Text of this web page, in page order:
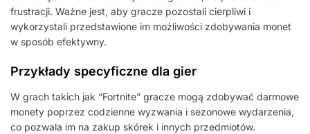
frustracji. Ważne jest, aby gracze pozostali cierpliwi i
wykorzystali przedstawione im możliwości zdobywania monet
w sposób efektywny.
Przykłady specyficzne dla gier
W grach takich jak “Fortnite” gracze mogą zdobywać darmowe
monety poprzez codzienne wyzwania i sezonowe wydarzenia,
co pozwala im na zakup skórek i innych przedmiotów.